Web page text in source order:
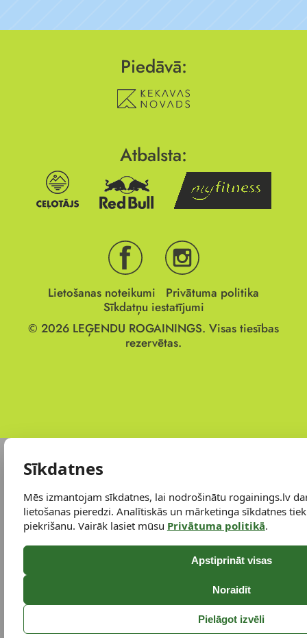
Piedāvā:
Atbalsta:
Lietošanas noteikumi
Privātuma politika
Sīkdatņu iestatījumi
© 2026 LEĢENDU ROGAININGS. Visas tiesības
rezervētas.
Sīkdatnes
Mēs izmantojam sīkdatnes, lai nodrošinātu rogainings.lv
lietošanas pieredzi. Analītiskās un mārketinga sīkdatnes
piekrišanu. Vairāk lasiet mūsu Privātuma politikā.
Apstiprināt visas
Noraidīt
Pielāgot izvēli